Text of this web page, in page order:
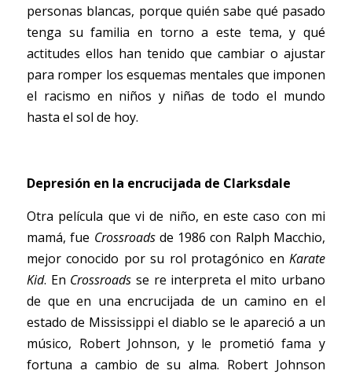
personas blancas, porque quién sabe qué pasado
tenga su familia en torno a este tema, y qué
actitudes ellos han tenido que cambiar o ajustar
para romper los esquemas mentales que imponen
el racismo en niños y niñas de todo el mundo
hasta el sol de hoy.
Depresión en la encrucijada de Clarksdale
Otra película que vi de niño, en este caso con mi
mamá, fue Crossroads de 1986 con Ralph Macchio,
mejor conocido por su rol protagónico en Karate
Kid. En Crossroads se re interpreta el mito urbano
de que en una encrucijada de un camino en el
estado de Mississippi el diablo se le apareció a un
músico, Robert Johnson, y le prometió fama y
fortuna a cambio de su alma. Robert Johnson